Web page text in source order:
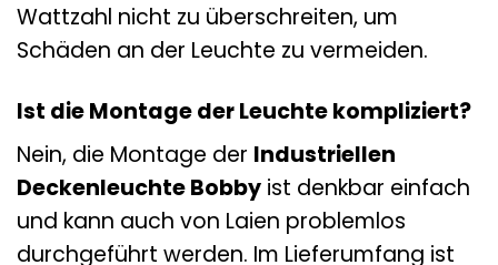
Wattzahl nicht zu überschreiten, um
Schäden an der Leuchte zu vermeiden.
Ist die Montage der Leuchte kompliziert?
Nein, die Montage der Industriellen
Deckenleuchte Bobby ist denkbar einfach
und kann auch von Laien problemlos
durchgeführt werden. Im Lieferumfang ist